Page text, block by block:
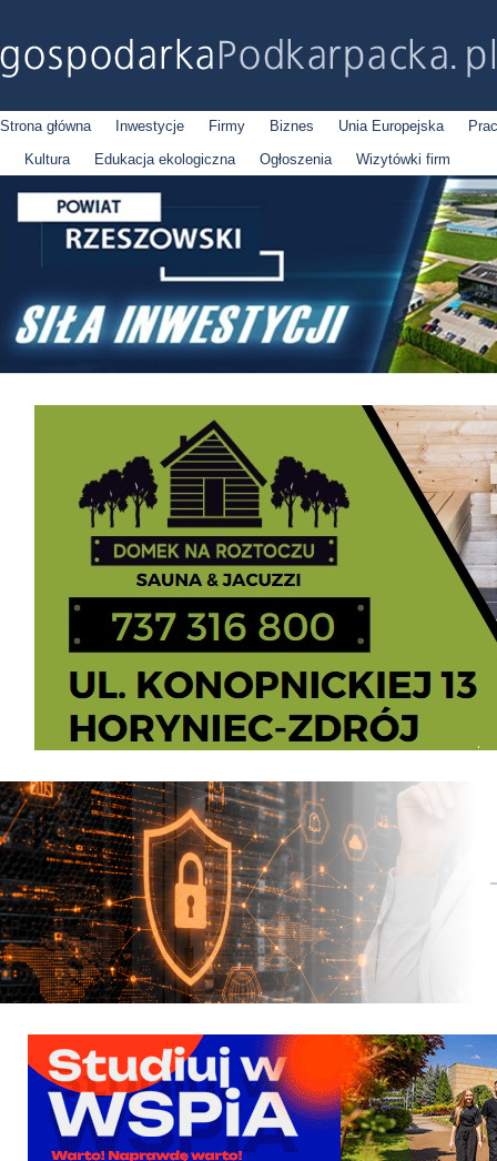
Strona główna Inwestycje Firmy Biznes Unia Europejska
Kultura
Edukacja ekologiczna Ogłoszenia Wizytówki firm